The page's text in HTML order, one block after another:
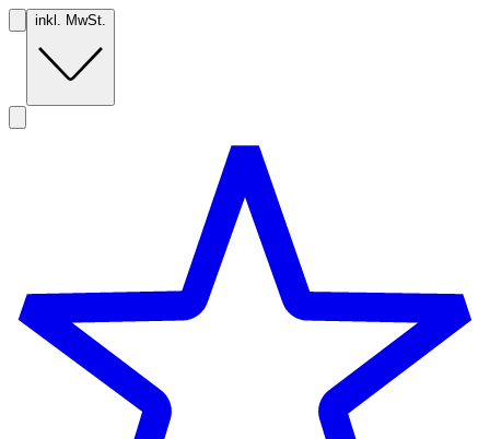
inkl. MwSt.